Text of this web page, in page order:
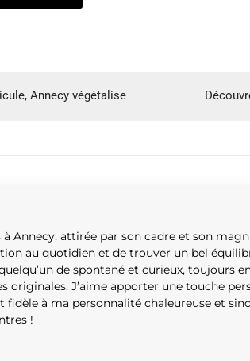
Annecy végétalise
à Annecy, attirée par son cadre et son
au quotidien et de trouver un bel
de spontané et curieux, toujours
originales. J’aime apporter une touche
fidèle à ma personnalité chaleureuse et
!